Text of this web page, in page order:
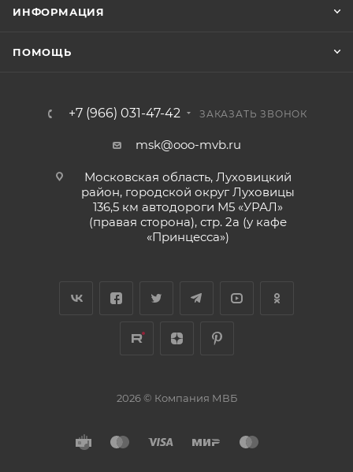
ИНФОРМАЦИЯ
ПОМОЩЬ
+7 (966) 031-47-42 ЗАКАЗАТЬ ЗВОНОК
msk@ooo-mvb.ru
Московская область, Луховицкий
район, городской округ Луховицы
136,5 км автодороги М5 «УРАЛ»
(правая сторона), стр. 2а (у кафе
«‎Принцесса»)
2026 © Компания МВБ